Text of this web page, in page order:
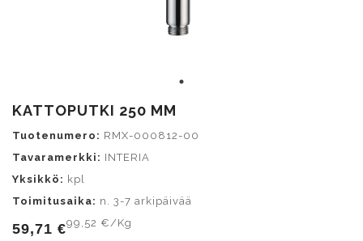
KATTOPUTKI 250 MM
Tuotenumero: RMX-000812-00
Tavaramerkki: INTERIA
Yksikkö: kpl
Toimitusaika: n. 3-7 arkipäivää
59,71 €99,52 €/Kg